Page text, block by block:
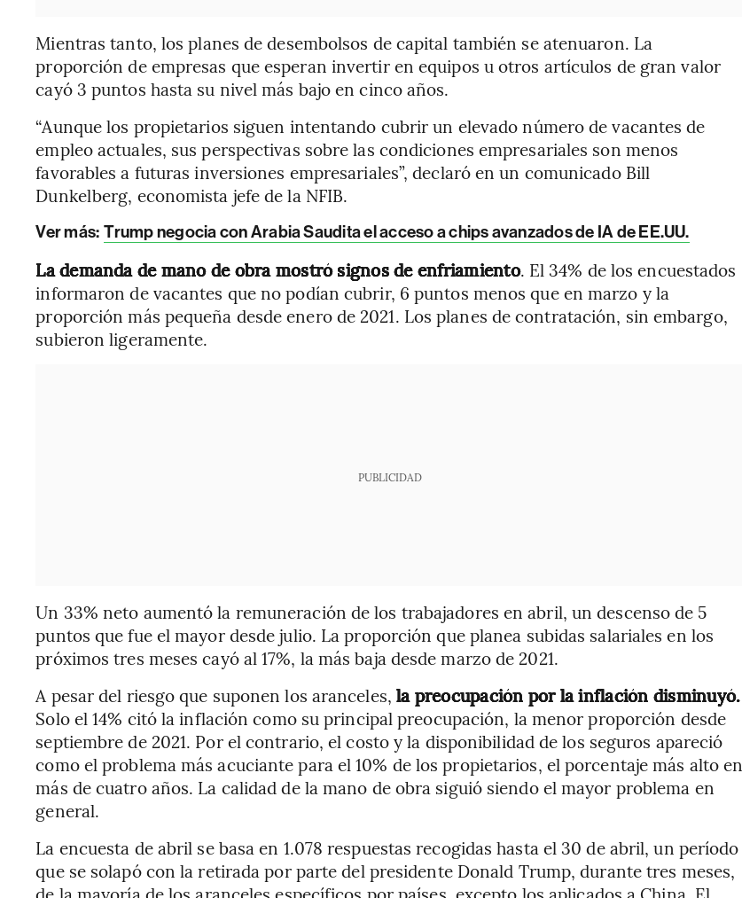
Mientras tanto, los planes de desembolsos de capital también se atenuaron. La
proporción de empresas que esperan invertir en equipos u otros artículos de gran valor
cayó 3 puntos hasta su nivel más bajo en cinco años.
“Aunque los propietarios siguen intentando cubrir un elevado número de vacantes de
empleo actuales, sus perspectivas sobre las condiciones empresariales son menos
favorables a futuras inversiones empresariales”, declaró en un comunicado Bill
Dunkelberg, economista jefe de la NFIB.
Ver más: Trump negocia con Arabia Saudita el acceso a chips avanzados de IA de EE.UU.
La demanda de mano de obra mostró signos de enfriamiento. El 34% de los encuestados
informaron de vacantes que no podían cubrir, 6 puntos menos que en marzo y la
proporción más pequeña desde enero de 2021. Los planes de contratación, sin embargo,
subieron ligeramente.
PUBLICIDAD
Un 33% neto aumentó la remuneración de los trabajadores en abril, un descenso de 5
puntos que fue el mayor desde julio. La proporción que planea subidas salariales en los
próximos tres meses cayó al 17%, la más baja desde marzo de 2021.
A pesar del riesgo que suponen los aranceles, la preocupación por la inflación disminuyó.
Solo el 14% citó la inflación como su principal preocupación, la menor proporción desde
septiembre de 2021. Por el contrario, el costo y la disponibilidad de los seguros apareció
como el problema más acuciante para el 10% de los propietarios, el porcentaje más alto en
más de cuatro años. La calidad de la mano de obra siguió siendo el mayor problema en
general.
La encuesta de abril se basa en 1.078 respuestas recogidas hasta el 30 de abril, un período
que se solapó con la retirada por parte del presidente Donald Trump, durante tres meses,